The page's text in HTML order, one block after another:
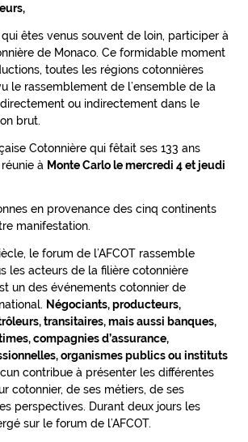
êtes venus souvent de loin, participer à
de Monaco. Ce formidable moment
toutes les régions cotonnières
le rassemblement de l’ensemble de la
ou indirectement dans le
brut.
Cotonnière qui fêtait ses 133 ans
à Monte Carlo le mercredi 4 et jeudi
en provenance des cinq continents
manifestation.
le forum de l’AFCOT rassemble
les acteurs de la filière cotonnière
un des événements cotonnier de
Négociants, producteurs,
transitaires, mais aussi banques,
compagnies d’assurance,
organismes publics ou instituts
contribue à présenter les différentes
cotonnier, de ses métiers, de ses
perspectives. Durant deux jours les
sur le forum de l’AFCOT.